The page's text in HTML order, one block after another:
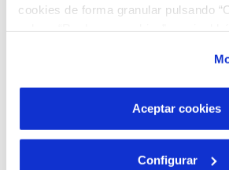
cookies de forma granular pulsando
son indispensables para que el sitio
por tanto no se pueden desactivar.
más información en nuestraPolítica
Aceptar cookies
Configurar
estamos facilitando poder
nombre de otras personas, así
recepción de documentación
hemos puesto en marcha un
para facilitar la atención a las